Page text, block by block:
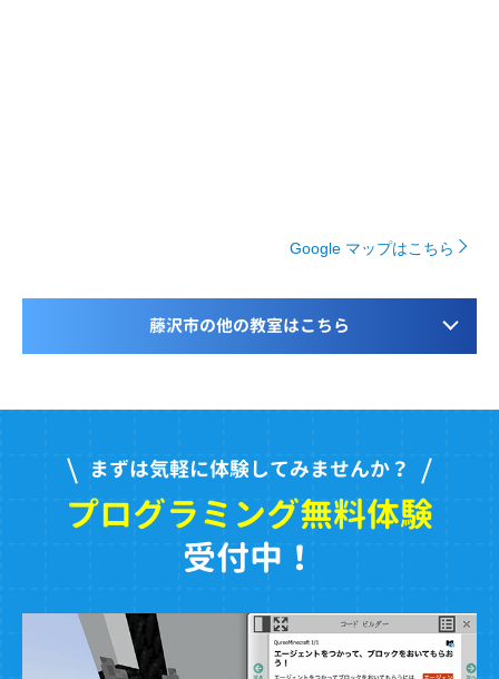
Google マップはこちら
藤沢市の他の教室はこちら
まずは気軽に体験してみませんか？
プログラミング無料体験
受付中！